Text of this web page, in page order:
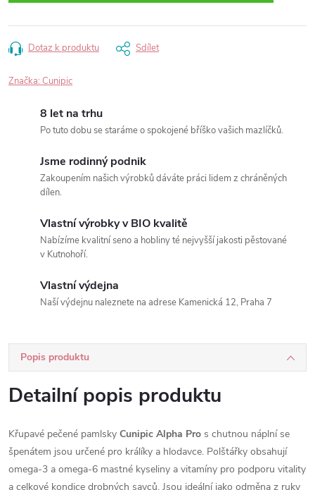
Dotaz k produktu Sdílet
Značka: Cunipic
8 let na trhu
Po tuto dobu se staráme o spokojené bříško vašich mazlíčků.
Jsme rodinný podnik
Zakoupením našich výrobků dáváte práci lidem z chráněných
dílen.
Vlastní výrobky v BIO kvalitě
Nabízíme kvalitní seno a hobliny té nejvyšší jakosti pěstované
v Kutnohoří.
Vlastní výdejna
Naší výdejnu naleznete na adrese Kamenická 12, Praha 7
Popis produktu
Detailní popis produktu
Křupavé pečené pamlsky Cunipic Alpha Pro s chutnou náplní se
špenátem jsou určené pro králíky a hlodavce. Polštářky obsahují
omega-3 a omega-6 mastné kyseliny a vitamíny pro podporu vitality
a celkové kondice drobných savců. Jsou ideální jako odměna z ruky